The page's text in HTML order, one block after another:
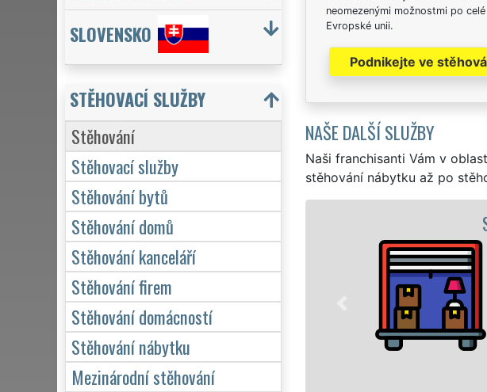
neomezenými možnostmi po celé
Evropské unii.
Podnikejte ve
NAŠE DALŠÍ SLUŽBY
Naši franchisanti Vám v
stěhování nábytku až po
STĚHOVÁNÍ OBŘÍSTVÍ - STĚHOVACÍ
Naše franchisová síť EXTRA
stěhovací servis v Obříství.
stěhování NON-STOP 24 hodin
domácnosti, tak pro obchodní
kvalitně odvedené práce.
SLOVENSKO
STĚHOVACÍ SLUŽBY
Stěhování
Stěhovací služby
Stěhování bytů
Stěhování domů
Stěhování kanceláří
Stěhování firem
Stěhování domácností
Stěhování nábytku
Mezinárodní stěhování